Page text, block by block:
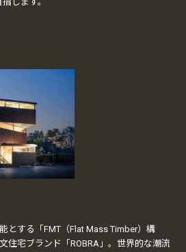
とする「FMT（Flat Mass Timber）構
住宅ブランド「ROBRA」。世界的な潮流